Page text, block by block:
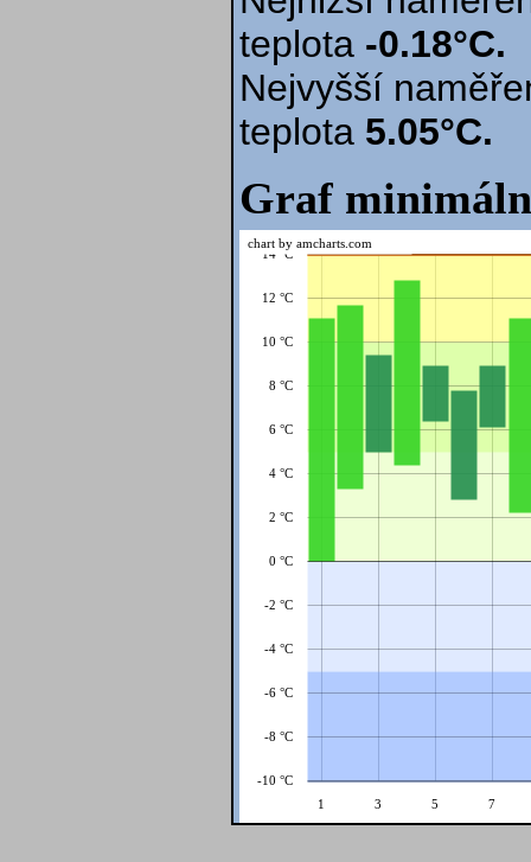
teplota -0.18°C.
Nejvyšší
teplota 5.05°C.
Graf
1 3 5 7
-10 °C
-8 °C
-6 °C
-4 °C
-2 °C
0 °C
2 °C
4 °C
6 °C
8 °C
10 °C
12 °C
14 °C
chart by amcharts.com